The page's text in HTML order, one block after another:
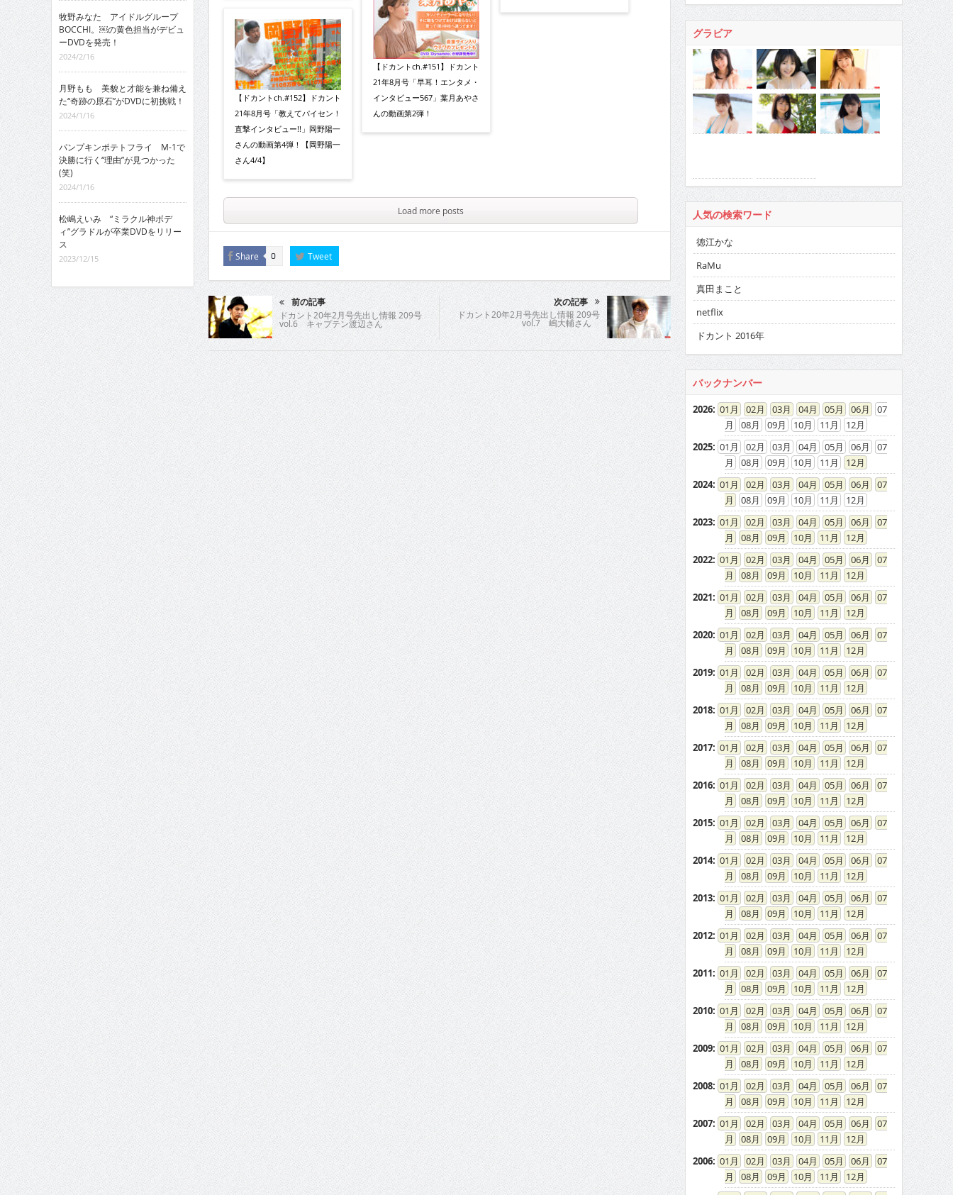
【ドカントch.#152】ドカント
21年8月号「教えてパイセン！
直撃インタビュー!!」岡野陽一
さんの動画第4弾！【岡野陽一
さん4/4】
【ドカントch.#151】ドカント
21年8月号「早耳！エンタメ・
インタビュー567」葉月あやさ
んの動画第2弾！
Load more posts
Share 0 Tweet
前の記事
ドカント20年2月号先出し情報 209号
vol.6 キャプテン渡辺さん
次の記事
ドカント20年2月号先出し情報 209号
vol.7 嶋大輔さん
牧野みなた アイドルグループ
BOCCHI。￼の黄色担当がデビュ
ーDVDを発売！
2024/2/16
月野もも 美貌と才能を兼ね備え
た“奇跡の原石”がDVDに初挑戦！
2024/1/16
パンプキンポテトフライ M-1で
決勝に行く“理由”が見つかった
(笑)
2024/1/16
松嶋えいみ “ミラクル神ボデ
ィ”グラドルが卒業DVDをリリー
ス
2023/12/15
グラビア
人気の検索ワード
徳江かな
RaMu
真田まこと
netflix
ドカント 2016年
バックナンバー
2026: 01 02 03 04 05 06
07
08
09 10 11
12
2025: 01 02 03 04 05 06
07
08
09 10 11
12
2024: 01 02 03 04 05 06
07
08
09 10 11
12
2023: 01 02 03 04 05 06
07
08
09 10 11
12
2022: 01 02 03 04 05 06
07
08
09 10 11
12
2021: 01 02 03 04 05 06
07
08
09 10 11
12
2020: 01 02 03 04 05 06
07
08
09 10 11
12
2019: 01 02 03 04 05 06
07
08
09 10 11
12
2018: 01 02 03 04 05 06
07
08
09 10 11
12
2017: 01 02 03 04 05 06
07
08
09 10 11
12
2016: 01 02 03 04 05 06
07
08
09 10 11
12
2015: 01 02 03 04 05 06
07
08
09 10 11
12
2014: 01 02 03 04 05 06
07
08
09 10 11
12
2013: 01 02 03 04 05 06
07
08
09 10 11
12
2012: 01 02 03 04 05 06
07
08
09 10 11
12
2011: 01 02 03 04 05 06
07
08
09 10 11
12
2010: 01 02 03 04 05 06
07
08
09 10 11
12
2009: 01 02 03 04 05 06
07
08
09 10 11
12
2008: 01 02 03 04 05 06
07
08
09 10 11
12
2007: 01 02 03 04 05 06
07
08
09 10 11
12
2006: 01 02 03 04 05 06
07
08
09 10 11
12